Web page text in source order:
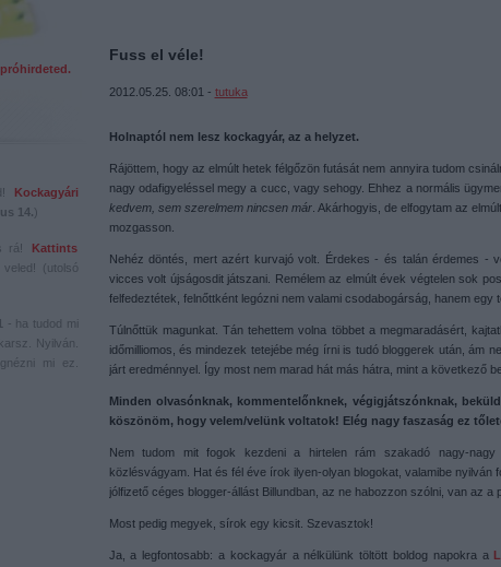
Kockagyári
14.)
rá!
Kattints
(utolsó
- ha tudod mi
Nyilván.
mi ez.
Fuss el véle!
2012.05.25. 08:01 - tutuka
Holnaptól nem lesz kockagyár, az a helyzet.
Rájöttem, hogy az elmúlt hetek félgőzön futását nem annyira tudom
nagy odafigyeléssel megy a cucc, vagy sehogy. Ehhez a normális
kedvem, sem szerelmem nincsen már. Akárhogyis, de elfogytam az
mozgasson.
Nehéz döntés, mert azért kurvajó volt. Érdekes - és talán érdemes -
vicces volt újságosdit játszani. Remélem az elmúlt évek végtelen sok
felfedeztétek, felnőttként legózni nem valami csodabogárság, hanem egy
Túlnőttük magunkat. Tán tehettem volna többet a megmaradásért,
időmilliomos, és mindezek tetejébe még írni is tudó bloggerek után, ám
járt eredménnyel. Így most nem marad hát más hátra, mint a következő
Minden olvasónknak, kommentelőnknek, végigjátszónknak,
köszönöm, hogy velem/velünk voltatok! Elég nagy faszaság ez
Nem tudom mit fogok kezdeni a hirtelen rám szakadó nagy-
közlésvágyam. Hat és fél éve írok ilyen-olyan blogokat, valamibe nyilván
jólfizető céges blogger-állást Billundban, az ne habozzon szólni, van az
Most pedig megyek, sírok egy kicsit. Szevasztok!
Ja, a legfontosabb: a kockagyár a nélkülünk töltött boldog napokra a